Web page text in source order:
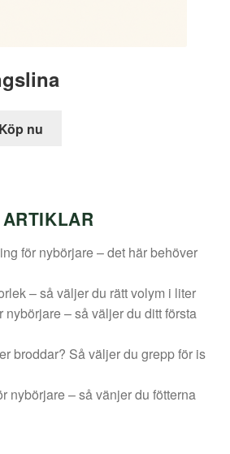
Köp nu
för nybörjare – det här behöver
– så väljer du rätt volym i liter
nybörjare – så väljer du ditt första
broddar? Så väljer du grepp för is
nybörjare – så vänjer du fötterna